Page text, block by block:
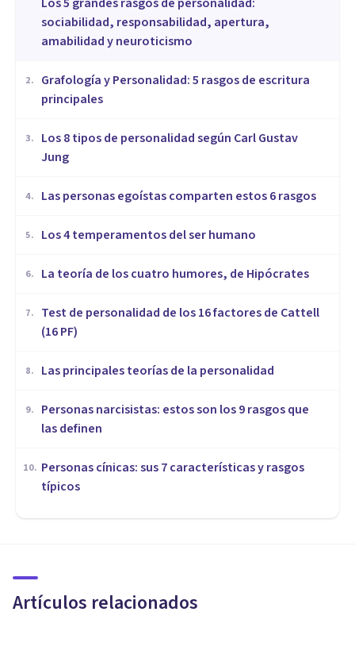
sociabilidad, responsabilidad, apertura,
amabilidad y neuroticismo
2.
Grafología y Personalidad: 5 rasgos de escritura
principales
3.
​Los 8 tipos de personalidad según Carl Gustav
Jung
4. Las personas egoístas comparten estos 6 rasgos
5. Los 4 temperamentos del ser humano
6. ​La teoría de los cuatro humores, de Hipócrates
7.
Test de personalidad de los 16 factores de Cattell
(16 PF)
8. Las principales teorías de la personalidad
9.
Personas narcisistas: estos son los 9 rasgos que
las definen
10. Personas cínicas: sus 7 características y rasgos
típicos
Artículos relacionados
pareja es introvertida